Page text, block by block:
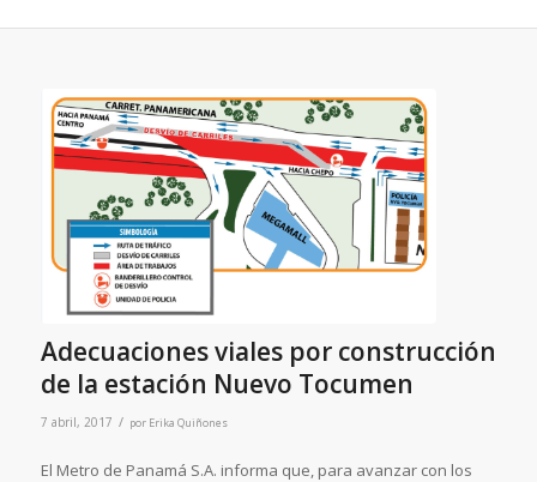
Adecuaciones viales por construcción
de la estación Nuevo Tocumen
7 abril, 2017 / por Erika Quiñones
El Metro de Panamá S.A. informa que, para avanzar con los